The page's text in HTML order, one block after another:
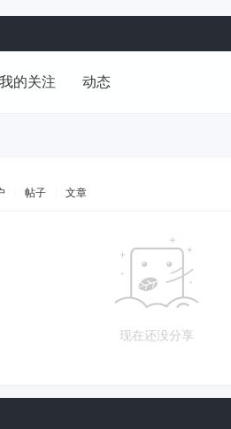
我的关注 动态
帖子 文章
现在还没分享